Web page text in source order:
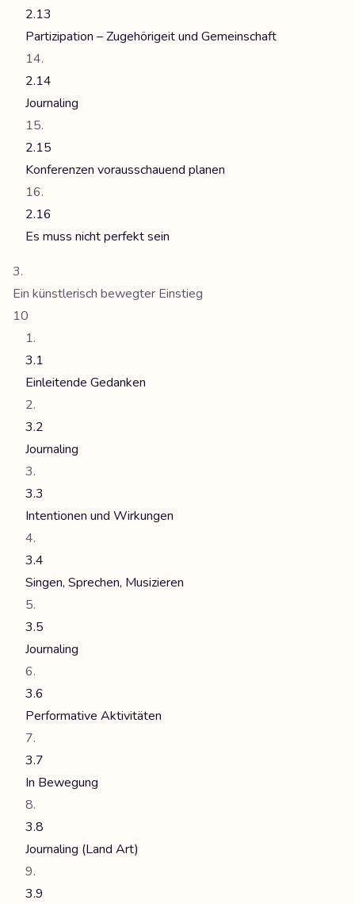
2.13
Partizipation – Zugehörigeit und Gemeinschaft
2.14
Journaling
2.15
Konferenzen vorausschauend planen
2.16
Es muss nicht perfekt sein
Ein künstlerisch bewegter Einstieg
10
3.1
Einleitende Gedanken
3.2
Journaling
3.3
Intentionen und Wirkungen
3.4
Singen, Sprechen, Musizieren
3.5
Journaling
3.6
Performative Aktivitäten
3.7
In Bewegung
3.8
Journaling (Land Art)
3.9